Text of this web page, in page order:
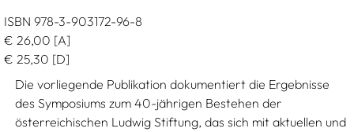
ISBN 978-3-903172-96-8
€ 26,00 [A]
€ 25,30 [D]
Die vorliegende Publikation dokumentiert die Ergebnisse
des Symposiums zum 40-jährigen Bestehen der
österreichischen Ludwig Stiftung, das sich mit aktuellen und